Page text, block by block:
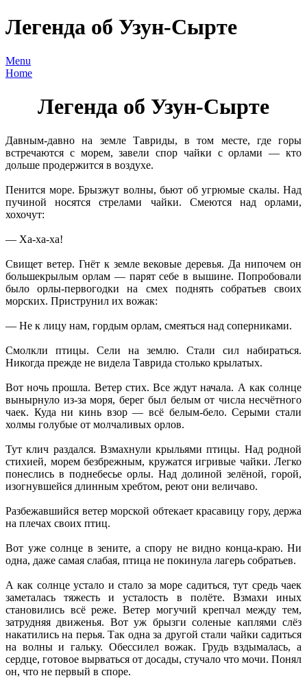
Легенда об Узун-Сырте
Menu
Home
Легенда об Узун-Сырте
Давным-давно на земле Тавриды, в том месте, где горы
встречаются с морем, завели спор чайки с орлами — кто
дольше продержится в воздухе.
Пенится море. Брызжут волны, бьют об угрюмые скалы. Над
пучиной носятся стрелами чайки. Смеются над орлами,
хохочут:
— Ха-ха-ха!
Свищет ветер. Гнёт к земле вековые деревья. Да нипочем он
большекрылым орлам — парят себе в вышине. Попробовали
было орлы-первогодки на смех поднять собратьев своих
морских. Приструнил их вожак:
— Не к лицу нам, гордым орлам, смеяться над соперниками.
Смолкли птицы. Сели на землю. Стали сил набираться.
Никогда прежде не видела Таврида столько крылатых.
Вот ночь прошла. Ветер стих. Все ждут начала. А как солнце
вынырнуло из-за моря, берег был белым от числа несчётного
чаек. Куда ни кинь взор — всё белым-бело. Серыми стали
холмы голубые от молчаливых орлов.
Тут клич раздался. Взмахнули крыльями птицы. Над родной
стихией, морем безбрежным, кружатся игривые чайки. Легко
понеслись в поднебесье орлы. Над долиной зелёной, горой,
изогнувшейся длинным хребтом, реют они величаво.
Разбежавшийся ветер морской обтекает красавицу гору, держа
на плечах своих птиц.
Вот уже солнце в зените, а спору не видно конца-краю. Ни
одна, даже самая слабая, птица не покинула лагерь собратьев.
А как солнце устало и стало за море садиться, тут средь чаек
заметалась тяжесть и усталость в полёте. Взмахи иных
становились всё реже. Ветер могучий крепчал между тем,
затрудняя движенья. Вот уж брызги соленые каплями слёз
накатились на перья. Так одна за другой стали чайки садиться
на волны и гальку. Обессилел вожак. Грудь вздымалась, а
сердце, готовое вырваться от досады, стучало что мочи. Понял
он, что не первый в споре.